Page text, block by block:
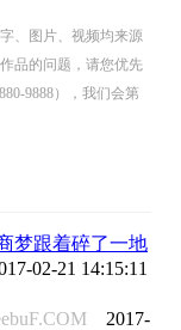
、图片、视频均来源
品的问题，请您优先
9888），我们会第
梦跟着碎了一地
02-21 14:15:11
2017-